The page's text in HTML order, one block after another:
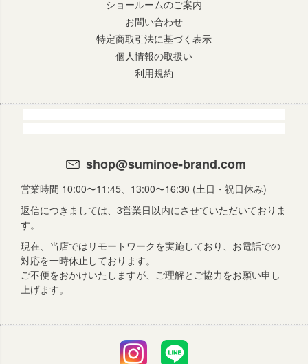
ショールームのご案内
お問い合わせ
特定商取引法に基づく表示
個人情報の取扱い
利用規約
shop@suminoe-brand.com
営業時間 10:00〜11:45、13:00〜16:30 (土日・祝日休み)
返信につきましては、3営業日以内にさせていただいておりま
す。
現在、当店ではリモートワークを実施しており、お電話での
対応を一時休止しております。
ご不便をおかけいたしますが、ご理解とご協力をお願い申し
上げます。